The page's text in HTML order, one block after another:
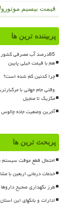
قیمت بیسیم
پربیننده ترین ها
85درصد آب مصرفی
هم با قیمت خیلی پایین
چرا کدئین کم شده است؟
وقتی جام جهانی با
مکزیک تا منجیل
آخرین وضعیت جاده چالوس و
پربحث ترین ها
احتمال قطع موقت سیستم
خدمات درمانی اربعین با
طرز نگهداری صحیح
ادارات و بانکهای این